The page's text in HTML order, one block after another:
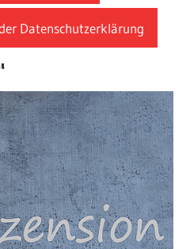
Datenschutzerklärung